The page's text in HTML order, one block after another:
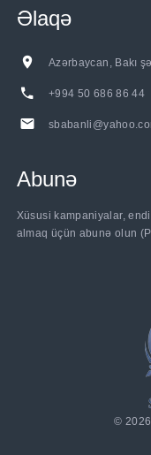
Əlaqə
Azərbaycan, Bakı
+994 50 686 86 44
Abunə
Xüsusi kampaniyalar,
almaq üçün abunə olun
©2026